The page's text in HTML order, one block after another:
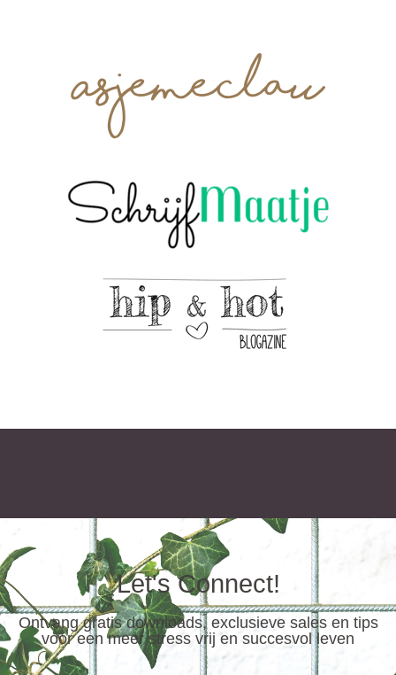
Let's Connect!
Ontvang gratis downloads, exclusieve sales en tips
voor een meer stress vrij en succesvol leven